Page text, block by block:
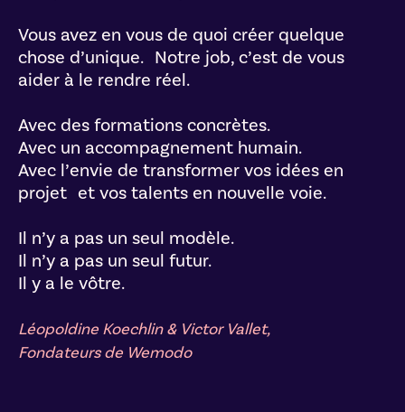
Vous avez en vous de quoi créer quelque
chose d’unique. Notre job, c’est de vous
aider à le rendre réel.
Avec des formations concrètes.
Avec un accompagnement humain.
Avec l’envie de transformer vos idées en
projet et vos talents en nouvelle voie.
Il n’y a pas un seul modèle.
Il n’y a pas un seul futur.
Il y a le vôtre.
Léopoldine Koechlin & Victor Vallet,
Fondateurs de Wemodo